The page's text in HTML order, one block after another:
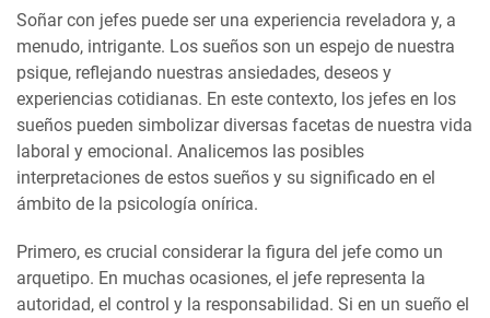
Soñar con jefes puede ser una experiencia reveladora y, a
menudo, intrigante. Los sueños son un espejo de nuestra
psique, reflejando nuestras ansiedades, deseos y
experiencias cotidianas. En este contexto, los jefes en los
sueños pueden simbolizar diversas facetas de nuestra vida
laboral y emocional. Analicemos las posibles
interpretaciones de estos sueños y su significado en el
ámbito de la psicología onírica.
Primero, es crucial considerar la figura del jefe como un
arquetipo. En muchas ocasiones, el jefe representa la
autoridad, el control y la responsabilidad. Si en un sueño el